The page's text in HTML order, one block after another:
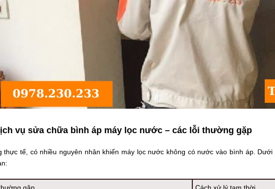
vụ sửa chữa bình áp máy lọc nước – các lỗi thường gặp
thực tế, có nhiều nguyên nhân khiến máy lọc nước không có nước vào bình áp.